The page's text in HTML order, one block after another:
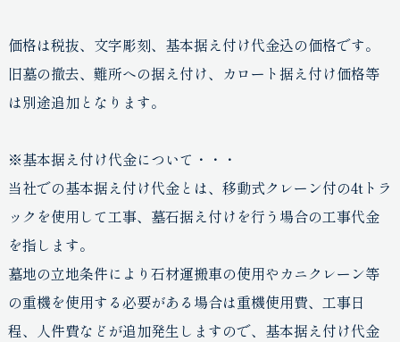
価格は税抜、文字彫刻、基本据え付け代金込の価格です。
旧墓の撤去、難所への据え付け、カロート据え付け価格等
は別途追加となります。
※基本据え付け代金について・・・
当社での基本据え付け代金とは、移動式クレーン付の4tトラ
ックを使用して工事、墓石据え付けを行う場合の工事代金
を指します。
墓地の立地条件により石材運搬車の使用やカニクレーン等
の重機を使用する必要がある場合は重機使用費、工事日
程、人件費などが追加発生しますので、基本据え付け代金